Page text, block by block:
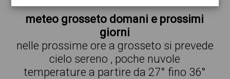
meteo grosseto domani e prossimi
giorni
nelle prossime ore a grosseto si prevede
cielo sereno , poche nuvole
temperature a partire da 27° fino 36°